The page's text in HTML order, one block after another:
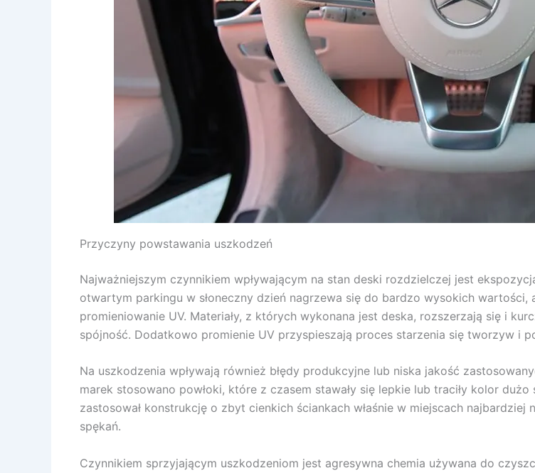
Przyczyny powstawania uszkodzeń
Najważniejszym czynnikiem wpływającym na stan deski rozdzielczej jest
otwartym parkingu w słoneczny dzień nagrzewa się do bardzo wysokich
promieniowanie UV. Materiały, z których wykonana jest deska, rozszerzają się i
spójność. Dodatkowo promienie UV przyspieszają proces starzenia się tworzyw i
Na uszkodzenia wpływają również błędy produkcyjne lub niska jakość
marek stosowano powłoki, które z czasem stawały się lepkie lub traciły kolor
zastosował konstrukcję o zbyt cienkich ściankach właśnie w miejscach
spękań.
Czynnikiem sprzyjającym uszkodzeniom jest agresywna chemia używana do